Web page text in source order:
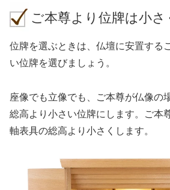
ご本尊より位牌は小さ
位牌を選ぶときは、仏壇に安置する
い位牌を選びましょう。
座像でも立像でも、ご本尊が仏像の
総高より小さい位牌にします。ご本
軸表具の総高より小さくします。